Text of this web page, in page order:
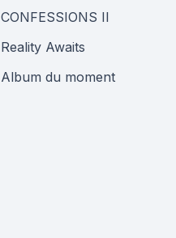
CONFESSIONS II
Reality Awaits
Album du moment